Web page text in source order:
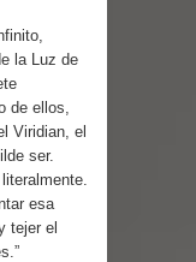
la Luz de
de ellos,
Viridian, el
ser.
esa
tejer el